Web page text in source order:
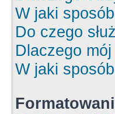
W jaki
Do czego
Dlaczego
W jaki